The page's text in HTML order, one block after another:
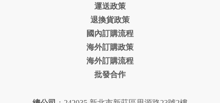
運送政策
退換貨政策
國內訂購流程
海外訂購政策
海外訂購流程
批發合作